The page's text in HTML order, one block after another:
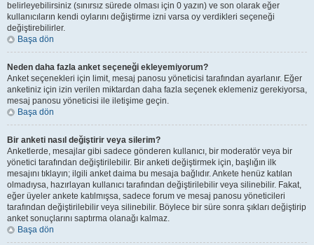
belirleyebilirsiniz (sınırsız sürede olması için 0 yazın) ve son olarak eğer
kullanıcıların kendi oylarını değiştirme izni varsa oy verdikleri seçeneği
değiştirebilirler.
Başa dön
Neden daha fazla anket seçeneği ekleyemiyorum?
Anket seçenekleri için limit, mesaj panosu yöneticisi tarafından ayarlanır. Eğer
anketiniz için izin verilen miktardan daha fazla seçenek eklemeniz gerekiyorsa,
mesaj panosu yöneticisi ile iletişime geçin.
Başa dön
Bir anketi nasıl değiştirir veya silerim?
Anketlerde, mesajlar gibi sadece gönderen kullanıcı, bir moderatör veya bir
yönetici tarafından değiştirilebilir. Bir anketi değiştirmek için, başlığın ilk
mesajını tıklayın; ilgili anket daima bu mesaja bağlıdır. Ankete henüz katılan
olmadıysa, hazırlayan kullanıcı tarafından değiştirilebilir veya silinebilir. Fakat,
eğer üyeler ankete katılmışsa, sadece forum ve mesaj panosu yöneticileri
tarafından değiştirilebilir veya silinebilir. Böylece bir süre sonra şıkları değiştirip
anket sonuçlarını saptırma olanağı kalmaz.
Başa dön